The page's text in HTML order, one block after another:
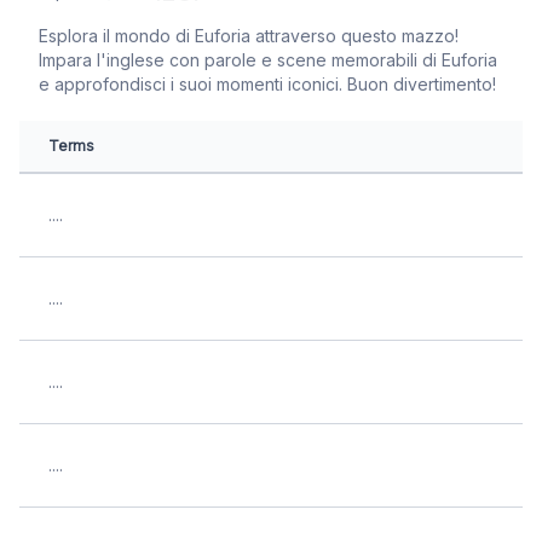
Esplora il mondo di Euforia attraverso questo mazzo!
Impara l'inglese con parole e scene memorabili di Euforia
e approfondisci i suoi momenti iconici. Buon divertimento!
Terms
....
....
....
....